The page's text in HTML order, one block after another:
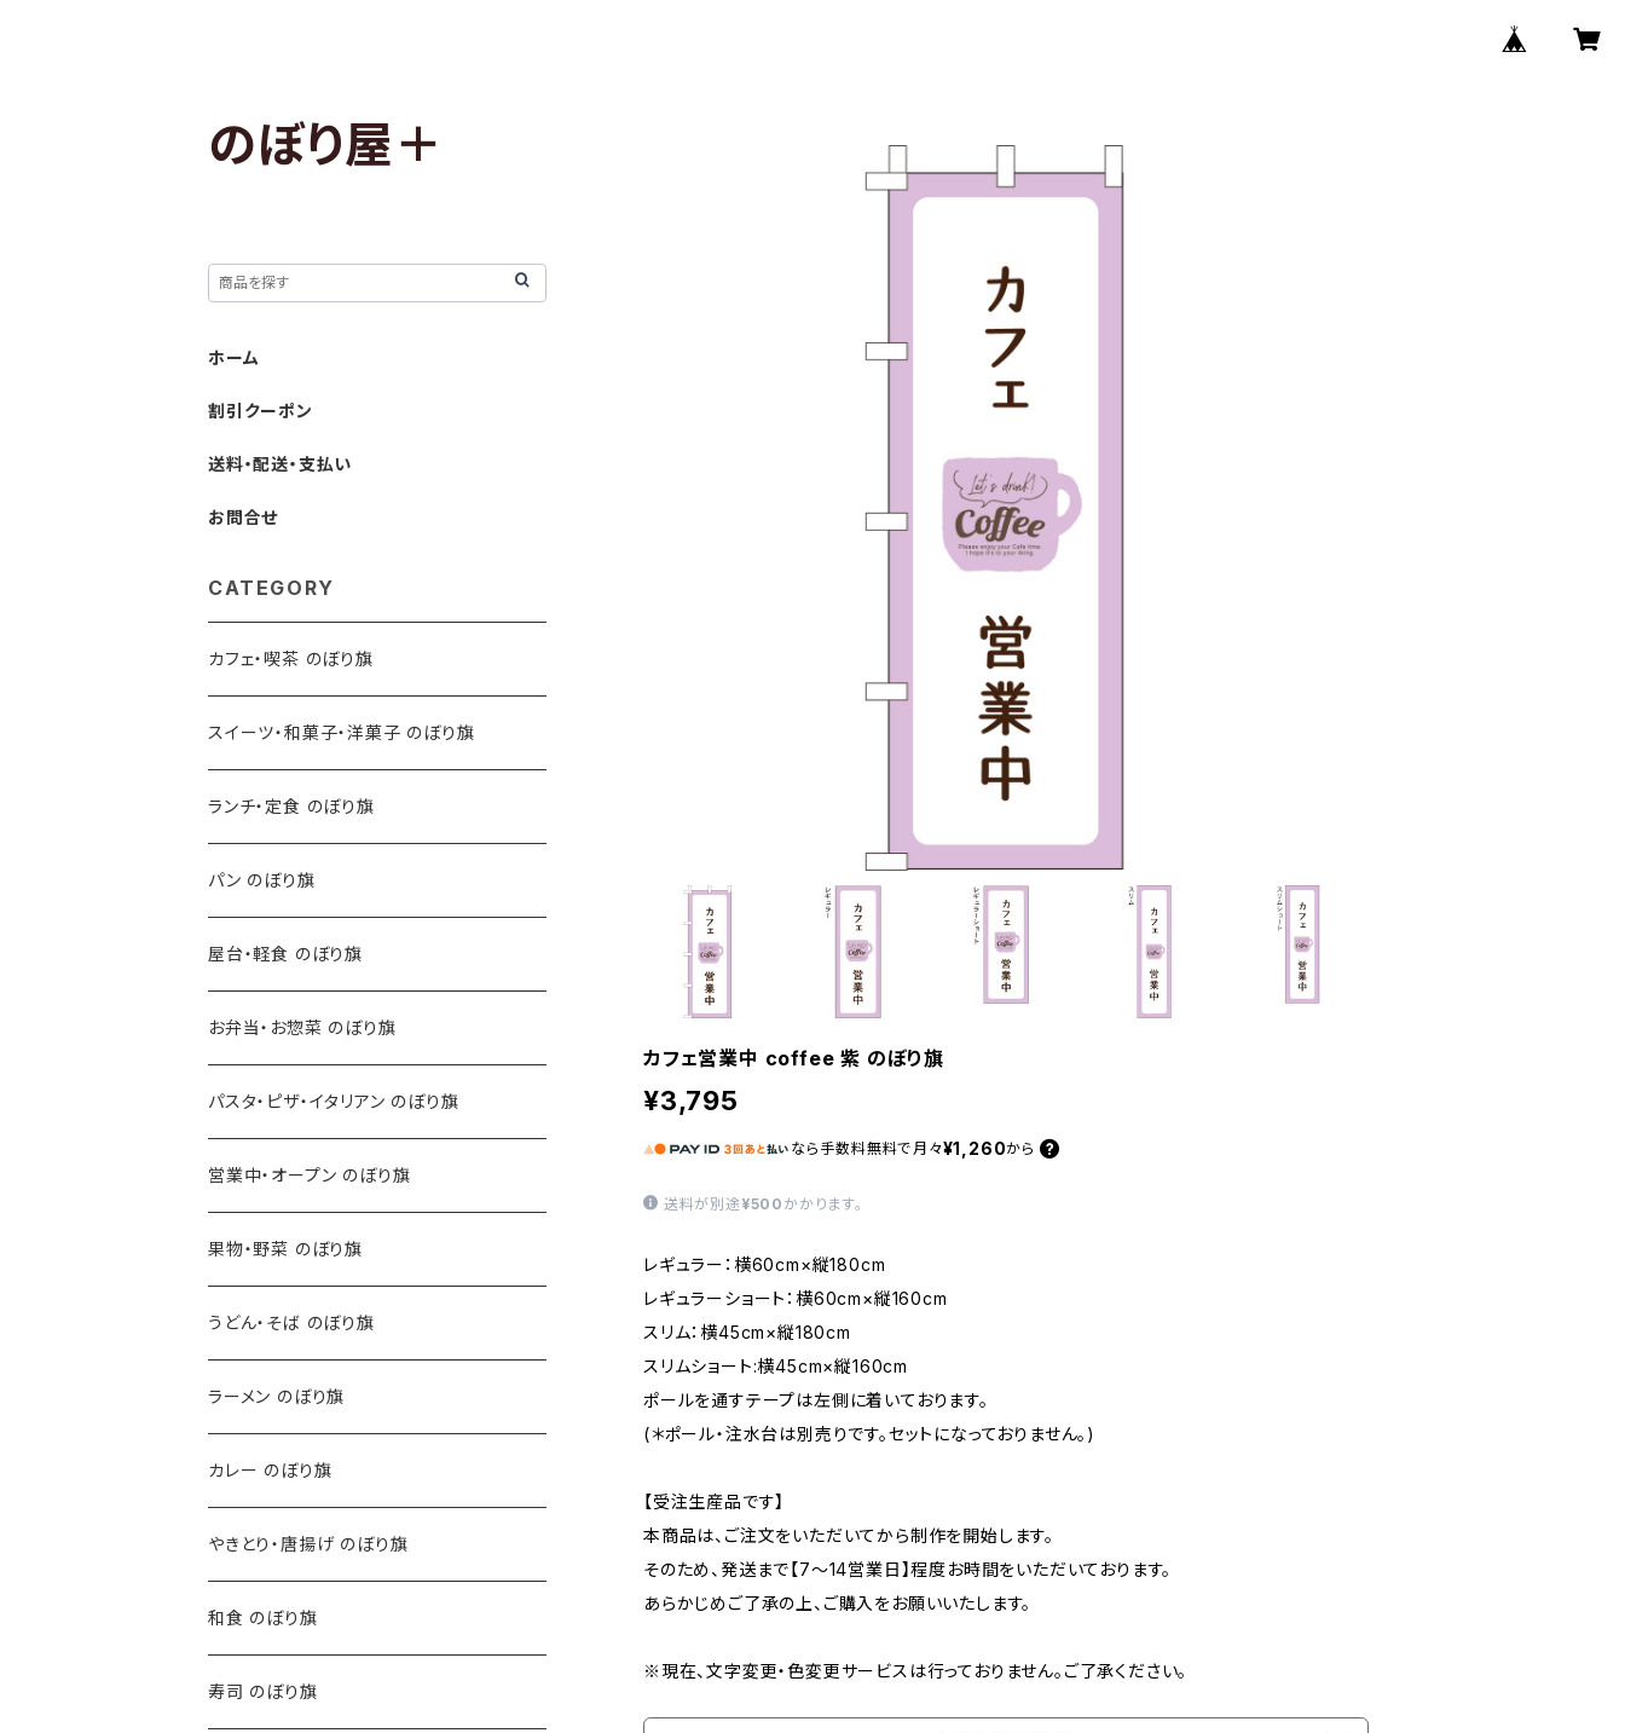
カフェ営業中 coffee 紫 のぼり旗
¥3,795
なら 手数料無料で 月々¥1,260から
送料が別途 ¥500 かかります。
レギュラー：横60cm×縦180cm
レギュラーショート：横60cm×縦160cm
スリム：横45cm×縦180cm
スリムショート:横45cm×縦160cm
ポールを通すテープは左側に着いております。
(＊ポール・注水台は別売りです。セットになっておりません。)
【受注生産品です】
本商品は、ご注文をいただいてから制作を開始します。
そのため、発送まで【7〜14営業日】程度お時間をいただいております。
あらかじめご了承の上、ご購入をお願いいたします。
※現在、文字変更・色変更サービスは行っておりません。ご了承ください。
のぼり屋＋
ホーム
割引クーポン
送料・配送・支払い
お問合せ
CATEGORY
カフェ・喫茶 のぼり旗
スイーツ・和菓子・洋菓子 のぼり旗
ランチ・定食 のぼり旗
パン のぼり旗
屋台・軽食 のぼり旗
お弁当・お惣菜 のぼり旗
パスタ・ピザ・イタリアン のぼり旗
営業中・オープン のぼり旗
果物・野菜 のぼり旗
うどん・そば のぼり旗
ラーメン のぼり旗
カレー のぼり旗
やきとり・唐揚げ のぼり旗
和食 のぼり旗
寿司 のぼり旗